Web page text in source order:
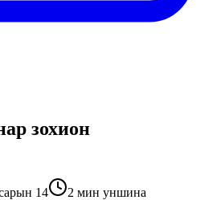
зохион
14 2 мин уншина